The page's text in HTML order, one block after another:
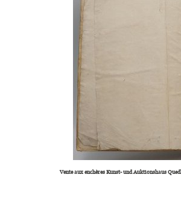
Vente aux enchères Kunst- und Auktionshaus